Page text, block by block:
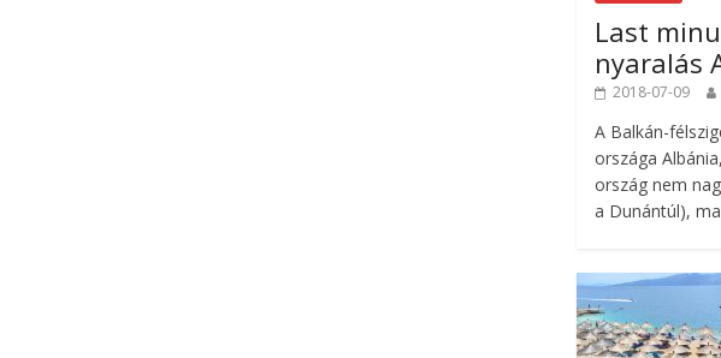
Last
nyaralás
2018-07-09
A Balkán-
országa
ország nem
a Dunántúl),